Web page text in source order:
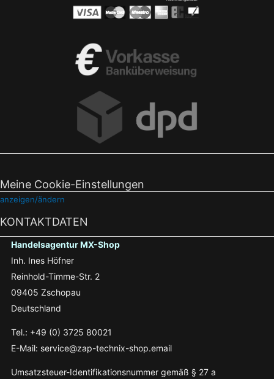
Meine Cookie-Einstellungen
anzeigen/ändern
KONTAKTDATEN
Handelsagentur MX-Shop
Inh. Ines Höfner
Reinhold-Timme-Str. 2
09405 Zschopau
Deutschland
Tel.: +49 (0) 3725 80021
E-Mail: service@zap-technix-shop.email
Umsatzsteuer-Identifikationsnummer gemäß § 27 a